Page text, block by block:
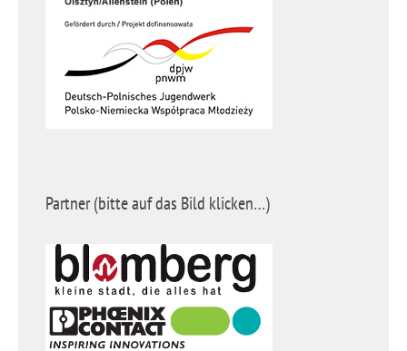
Partner (bitte auf das Bild klicken…)